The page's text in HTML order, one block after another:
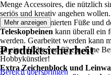
Menge Accessoires, die nützlich
seriös und kreativ angehen wollen.
Durch die gummierten Füße und
Teleskopbeinen kann überall ein
werden. Gearbeitet werden kann
zu einer Höhe von 82 cm. Eine
Hobbykünstler!
Extra Zeichenblock und
Mehr anzeigen
Produktsicherheit
Bereich überspringen